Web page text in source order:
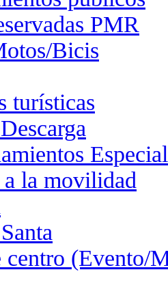
PMR
Bicis
turísticas
la movilidad
centro (Evento/